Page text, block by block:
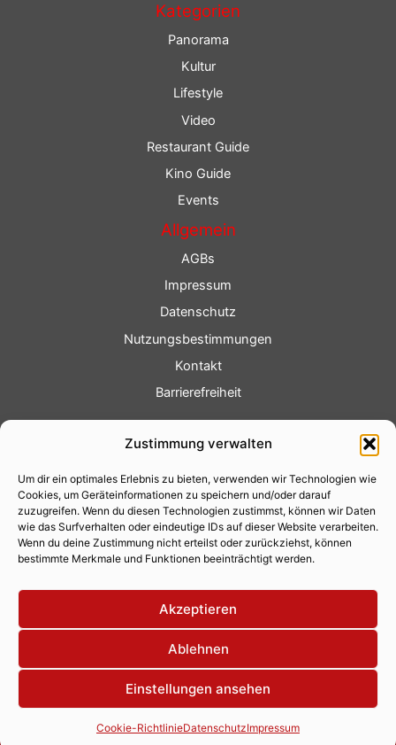
Zustimmung verwalten
Um dir ein optimales Erlebnis zu bieten, verwenden wir Technologien wie
Cookies, um Geräteinformationen zu speichern und/oder darauf
zuzugreifen. Wenn du diesen Technologien zustimmst, können wir Daten
wie das Surfverhalten oder eindeutige IDs auf dieser Website verarbeiten.
Wenn du deine Zustimmung nicht erteilst oder zurückziehst, können
bestimmte Merkmale und Funktionen beeinträchtigt werden.
Akzeptieren
Ablehnen
Einstellungen ansehen
Cookie-RichtlinieDatenschutzImpressum
Kategorien
Panorama
Kultur
Lifestyle
Video
Restaurant Guide
Kino Guide
Events
Allgemein
AGBs
Impressum
Datenschutz
Nutzungsbestimmungen
Kontakt
Barrierefreiheit
Fotoservice
Videoservice
Werbung
Contenterstellung
Lokalnachrichten
Lokalfernsehen
Eventkalender